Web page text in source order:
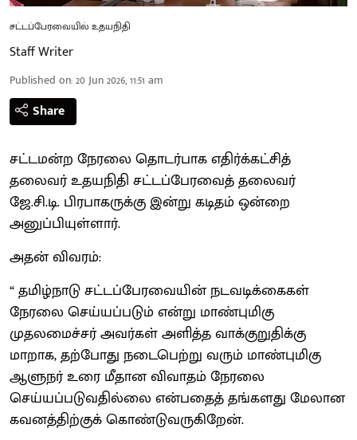
சட்டப்பேரவையில் உதயநிதி
Staff Writer
Published on:20 Jun 2026, 11:51 am
Share
சட்டமன்ற நேரலை தொடர்பாக எதிர்க்கட்சித்
தலைவர் உதயநிதி சட்டப்பேரவைத் தலைவர்
ஜே.சி.டி. பிரபாகருக்கு இன்று கடிதம் ஒன்றை
அனுப்பியுள்ளார்.
அதன் விவரம்:
“ தமிழ்நாடு சட்டப்பேரவையின் நடவடிக்கைகள்
நேரலை செய்யப்படும் என்று மாண்புமிகு
முதலமைச்சர் அவர்கள் அளித்த வாக்குறுதிக்கு
மாறாக, தற்போது நடைபெற்று வரும் மாண்புமிகு
ஆளுநர் உரை மீதான விவாதம் நேரலை
செய்யப்படுவதில்லை என்பதைத் தங்களது மேலான
கவனத்திற்குக் கொண்டுவருகிறேன்.